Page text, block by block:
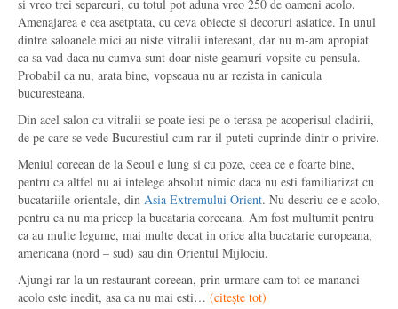
si vreo trei separeuri, cu totul pot aduna vreo 250 de oameni acolo.
Amenajarea e cea asetptata, cu ceva obiecte si decoruri asiatice. In unul
dintre saloanele mici au niste vitralii interesant, dar nu m-am apropiat
ca sa vad daca nu cumva sunt doar niste geamuri vopsite cu pensula.
Probabil ca nu, arata bine, vopseaua nu ar rezista in canicula
bucuresteana.
Din acel salon cu vitralii se poate iesi pe o terasa pe acoperisul cladirii,
de pe care se vede Bucurestiul cum rar il puteti cuprinde dintr-o privire.
Meniul coreean de la Seoul e lung si cu poze, ceea ce e foarte bine,
pentru ca altfel nu ai intelege absolut nimic daca nu esti familiarizat cu
bucatariile orientale, din Asia Extremului Orient. Nu descriu ce e acolo,
pentru ca nu ma pricep la bucataria coreeana. Am fost multumit pentru
ca au multe legume, mai multe decat in orice alta bucatarie europeana,
americana (nord – sud) sau din Orientul Mijlociu.
Ajungi rar la un restaurant coreean, prin urmare cam tot ce mananci
acolo este inedit, asa ca nu mai esti… (citește tot)